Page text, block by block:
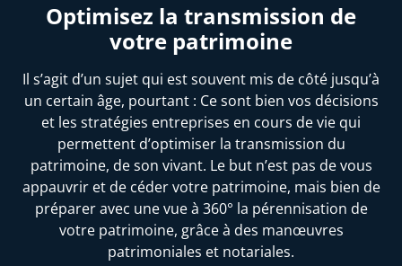
Optimisez la transmission de
votre patrimoine
Il s’agit d’un sujet qui est souvent mis de côté jusqu’à
un certain âge, pourtant : Ce sont bien vos décisions
et les stratégies entreprises en cours de vie qui
permettent d’optimiser la transmission du
patrimoine, de son vivant. Le but n’est pas de vous
appauvrir et de céder votre patrimoine, mais bien de
préparer avec une vue à 360° la pérennisation de
votre patrimoine, grâce à des manœuvres
patrimoniales et notariales.